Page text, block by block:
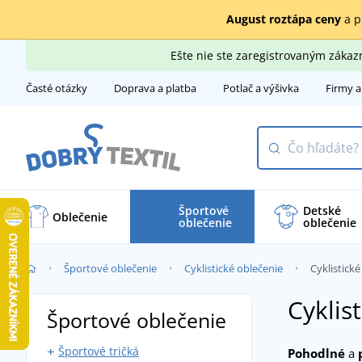
August roztápa cenya
Ešte nie ste zaregistrovaným
Časté otázky Doprava a platba Potlač a výšivka Firmy
Oblečenie Športové
oblečenie
Detské
oblečenie
Športové oblečenie Cyklistické oblečenie
Pohodlné a
Športové oblečenie
Športové tričká